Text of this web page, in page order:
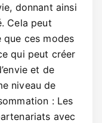
donnant ainsi
Cela peut
que ces modes
qui peut créer
et de
niveau de
: Les
avec